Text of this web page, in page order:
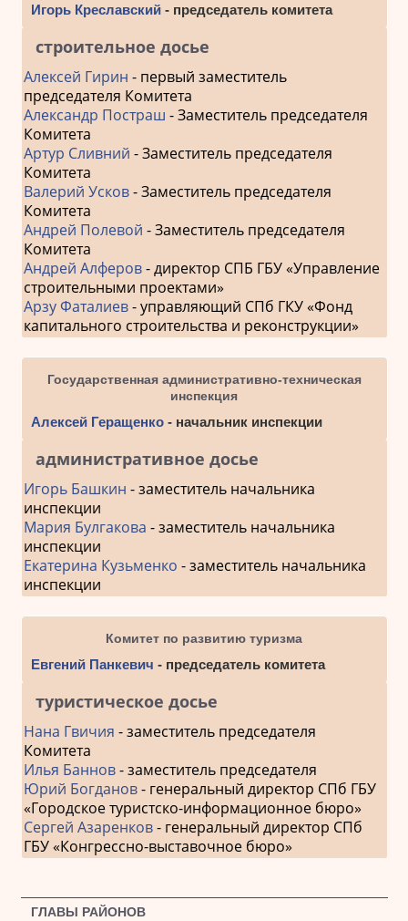
Игорь Креславский - председатель комитета
строительное досье
Алексей Гирин - первый заместитель
председателя Комитета
Александр Постраш - Заместитель председателя
Комитета
Артур Сливний - Заместитель председателя
Комитета
Валерий Усков- Заместитель председателя
Комитета
Андрей Полевой - Заместитель председателя
Комитета
Андрей Алферов- директор СПБ ГБУ «Управление
строительными проектами»
Арзу Фаталиев- управляющий СПб ГКУ «Фонд
капитального строительства и реконструкции»
Государственная административно-техническая
инспекция
Алексей Геращенко- начальник инспекции
административное досье
Игорь Башкин - заместитель начальника
инспекции
Мария Булгакова - заместитель начальника
инспекции
Екатерина Кузьменко - заместитель начальника
инспекции
Комитет по развитию туризма
Евгений Панкевич - председатель комитета
туристическое досье
Нана Гвичия - заместитель председателя
Комитета
Илья Баннов- заместитель председателя
Юрий Богданов- генеральный директор СПб ГБУ
«Городское туристско-информационное бюро»
Сергей Азаренков- генеральный директор СПб
ГБУ «Конгрессно-выставочное бюро»
ГЛАВЫ РАЙОНОВ